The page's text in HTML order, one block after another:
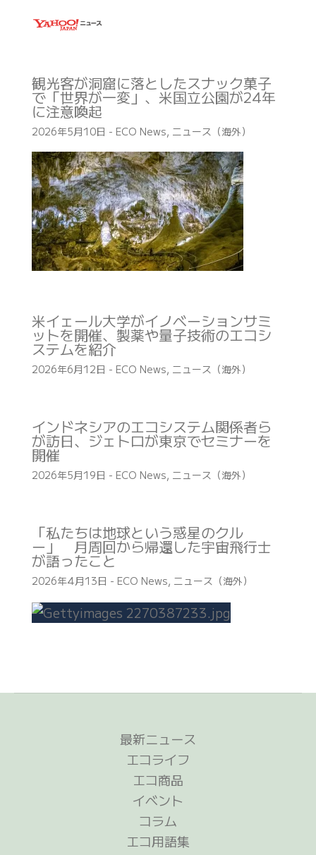
観光客が洞窟に落としたスナック菓子
で「世界が一変」、米国立公園が24年
に注意喚起
2026年5月10日 - ECO News, ニュース（海外）
米イェール大学がイノベーションサミ
ットを開催、製薬や量子技術のエコシ
ステムを紹介
2026年6月12日 - ECO News, ニュース（海外）
インドネシアのエコシステム関係者ら
が訪日、ジェトロが東京でセミナーを
開催
2026年5月19日 - ECO News, ニュース（海外）
「私たちは地球という惑星のクル
ー」 月周回から帰還した宇宙飛行士
が語ったこと
2026年4月13日 - ECO News, ニュース（海外）
最新ニュース
エコライフ
エコ商品
イベント
コラム
エコ用語集